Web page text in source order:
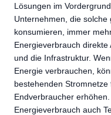
Lösungen im
Unternehmen, die
konsumieren, immer
Energieverbrauch
und die Infrastruktur.
Energie verbrauchen,
bestehenden
Endverbraucher
Energieverbrauch auch